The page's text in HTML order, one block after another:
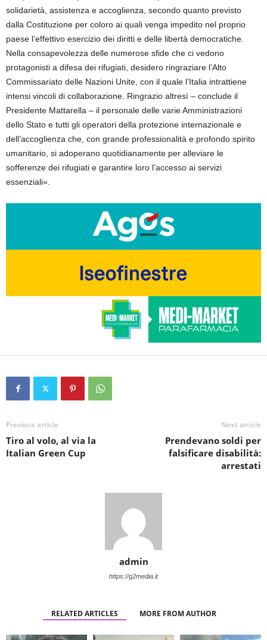
solidarietà, assistenza e accoglienza, secondo quanto previsto
dalla Costituzione per coloro ai quali venga impedito nel proprio
paese l’effettivo esercizio dei diritti e delle libertà democratiche.
Nella consapevolezza delle numerose sfide che ci vedono
protagonisti a difesa dei rifugiati, desidero ringraziare l’Alto
Commissariato delle Nazioni Unite, con il quale l’Italia intrattiene
intensi vincoli di collaborazione. Ringrazio altresì – conclude il
Presidente Mattarella – il personale delle varie Amministrazioni
dello Stato e tutti gli operatori della protezione internazionale e
dell’accoglienza che, con grande professionalità e profondo spirito
umanitario, si adoperano quotidianamente per alleviare le
sofferenze dei rifugiati e garantire loro l’accesso ai servizi
essenziali».
Previous article
Tiro al volo, al via la
Italian Green Cup
Next article
Prendevano soldi per
falsificare disabilità:
arrestati
admin
https://g2media.it
RELATED ARTICLES MORE FROM AUTHOR